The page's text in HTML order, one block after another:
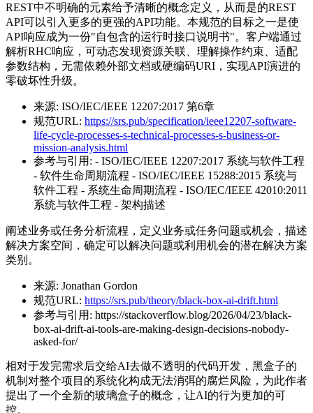
REST中不明确的元素给予清晰的概念定义，从而是的REST
API可以引入更多的更强的API功能。本规范的目标之一是使
API响应成为一份"自包含的运行时接口说明书"。客户端通过
解析RHC响应，可动态发现资源关联、理解操作约束、适配
参数结构，无需依赖外部文档或硬编码URI，实现API演进的
零破坏性升级。
来源: ISO/IEC/IEEE 12207:2017 第6章
规范URL: https://srs.pub/specification/ieee12207-software-
life-cycle-processes-s-technical-processes-s-business-or-
mission-analysis.html
参考与引用: - ISO/IEC/IEEE 12207:2017 系统与软件工程
- 软件生命周期流程 - ISO/IEC/IEEE 15288:2015 系统与
软件工程 - 系统生命周期流程 - ISO/IEC/IEEE 42010:2011
系统与软件工程 - 架构描述
阐述业务或任务分析流程，定义业务或任务问题或机会，描述
解决方案空间，确定可以解决问题或利用机会的潜在解决方案
类别。
来源: Jonathan Gordon
规范URL: https://srs.pub/theory/black-box-ai-drift.html
参考与引用: https://stackoverflow.blog/2026/04/23/black-
box-ai-drift-ai-tools-are-making-design-decisions-nobody-
asked-for/
相对于发完需求后交给AI去做不透明的代码开发，黑盒子的
机制对整个项目的系统化构成无法消弭的腐烂风险，为此作者
提出了一个全新的玻璃盒子的概念，让AI的行为更加的可
控。